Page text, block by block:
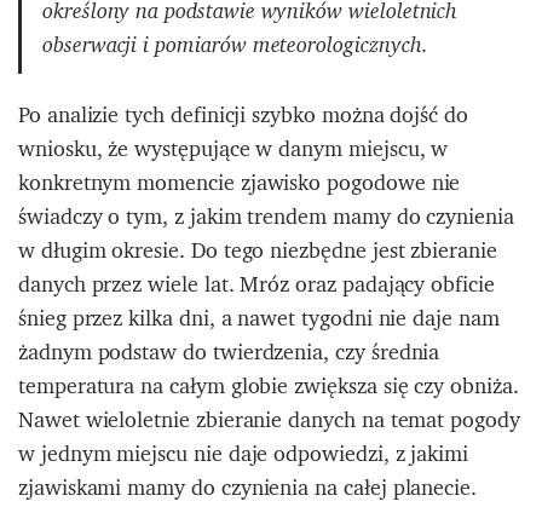
określony na podstawie wyników wieloletnich
obserwacji i pomiarów meteorologicznych.
Po analizie tych definicji szybko można dojść do
wniosku, że występujące w danym miejscu, w
konkretnym momencie zjawisko pogodowe nie
świadczy o tym, z jakim trendem mamy do czynienia
w długim okresie. Do tego niezbędne jest zbieranie
danych przez wiele lat. Mróz oraz padający obficie
śnieg przez kilka dni, a nawet tygodni nie daje nam
żadnym podstaw do twierdzenia, czy średnia
temperatura na całym globie zwiększa się czy obniża.
Nawet wieloletnie zbieranie danych na temat pogody
w jednym miejscu nie daje odpowiedzi, z jakimi
zjawiskami mamy do czynienia na całej planecie.